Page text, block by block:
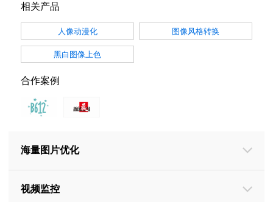
相关产品
人像动漫化 图像风格转换
黑白图像上色
合作案例
海量图片优化
视频监控